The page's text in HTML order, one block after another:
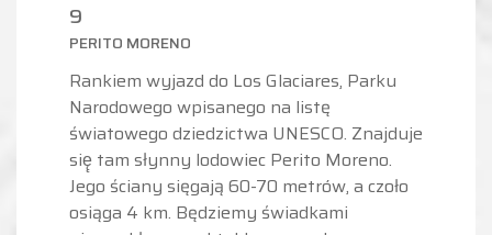
9
PERITO MORENO
Rankiem wyjazd do Los Glaciares, Parku
Narodowego wpisanego na listę
światowego dziedzictwa UNESCO. Znajduje
się̨ tam słynny lodowiec Perito Moreno.
Jego ściany sięgają 60-70 metrów, a czoło
osiąga 4 km. Będziemy świadkami